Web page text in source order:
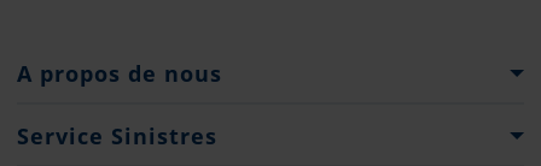
A propos de nous
Le Groupe Pantaenius
Service Sinistres